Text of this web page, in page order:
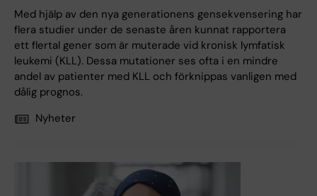
Med hjälp av den nya generationens gensekvensering har
flera studier under de senaste åren kunnat rapportera
ett flertal gener som är muterade vid kronisk lymfatisk
leukemi (KLL). Dessa mutationer ses ofta i en mindre
andel av patienter med KLL och förknippas vanligen med
dålig prognos.
Nyheter